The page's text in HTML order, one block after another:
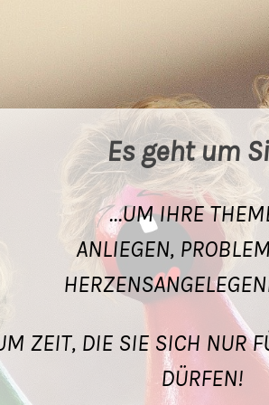
Es geht um
…UM IHRE
ANLIEGEN,
ZEIT, DIE SIE SICH NUR
DÜRFEN!